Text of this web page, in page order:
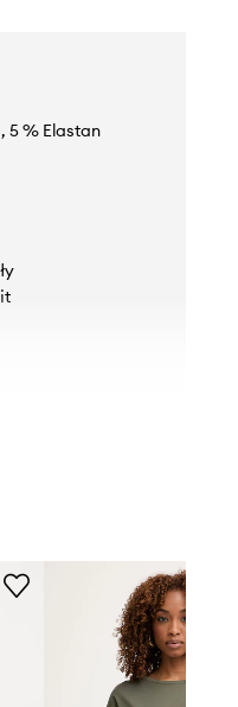
5 % Elastan
w sklepie
na standardową,
rozmiarową. Na
produktu
oznaczenie